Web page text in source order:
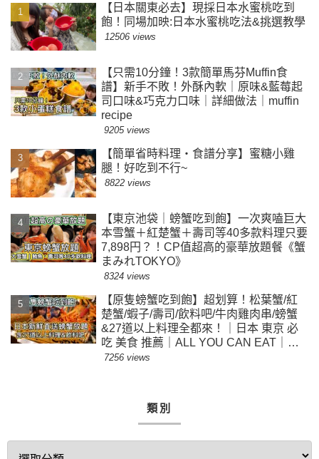
【日本關東必去】現採日本水蜜桃吃到
飽！同場加映:日本水蜜桃吃法&挑選教學
12506 views
【只需10分鐘！3款簡單馬芬Muffin食
譜】新手不敗！外酥內軟｜原味&藍莓起
司口味&巧克力口味｜詳細做法｜muffin
recipe
9205 views
【簡單省時料理・食譜分享】蜜糖小雞
腿！好吃到不行~
8822 views
【東京池袋｜螃蟹吃到飽】一次爽嗑巨大
本雪蟹＋紅楚蟹＋壽司等40多款料理只要
7,898円？！CP值超高的豪華放題餐《蟹
まみれTOKYO》
8324 views
【原隻螃蟹吃到飽】超划算！松葉蟹/紅
楚蟹/蝦子/壽司/飲料吧/牛肉雞肉串/螃蟹
&27道以上料理全都來！｜日本 東京 必
吃 美食 推薦｜ALL YOU CAN EAT｜
$500東京蟹放題｜原隻螃蟹隨便拿
7256 views
類別